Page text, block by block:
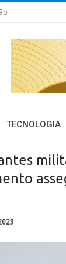
TECNOLOGIA